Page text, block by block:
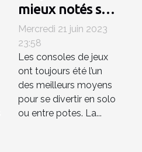
mieux notés sur
la PlayStation 5
Mercredi 21 juin 2023
23:58
Les consoles de jeux
ont toujours été l’un
des meilleurs moyens
pour se divertir en solo
ou entre potes. La...